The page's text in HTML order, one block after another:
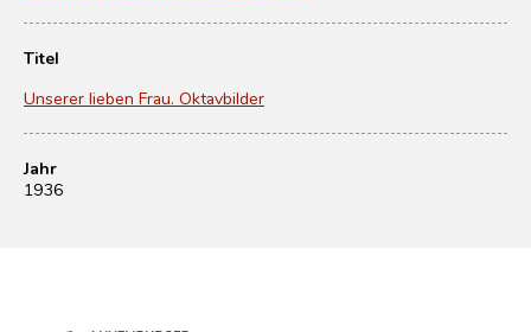
Titel
Unserer lieben Frau. Oktavbilder
Jahr
1936